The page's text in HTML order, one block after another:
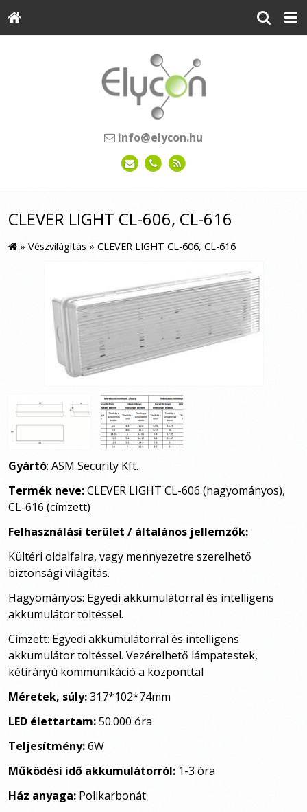
info@elycon.hu
CLEVER LIGHT CL-606, CL-616
» Vészvilágítás » CLEVER LIGHT CL-606, CL-616
Gyártó: ASM Security Kft.
Termék neve:CLEVER LIGHT CL-606 (hagyományos),
CL-616 (címzett)
Felhasználási terület / általános jellemzők:
Kültéri oldalfalra, vagy mennyezetre szerelhető
biztonsági világítás.
Hagyományos: Egyedi akkumulátorral és intelligens
akkumulátor töltéssel.
Címzett: Egyedi akkumulátorral és intelligens
akkumulátor töltéssel. Vezérelhető lámpatestek,
kétirányú kommunikáció a központtal
Méretek, súly:317*102*74mm
LED élettartam:50.000 óra
Teljesítmény:6W
Működési idő akkumulátorról: 1-3 óra
Ház anyaga: Polikarbonát